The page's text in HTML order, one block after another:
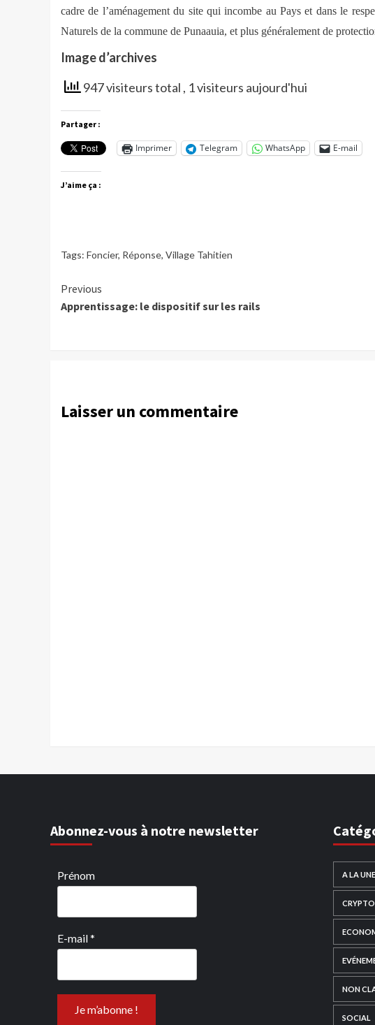
cadre de l’aménagement du site qui incombe au Pays et dans le
Naturels de la commune de Punaauia, et plus généralement de
Image d’archives
947 visiteurs total , 1 visiteurs aujourd'hui
Partager :
Imprimer Telegram WhatsApp E-mail
J’aime ça :
Tags: Foncier, Réponse, Village Tahitien
Continue
Reading
Previous
Apprentissage: le dispositif sur les rails
Laisser un commentaire
Abonnez-vous à notre newsletter
Prénom
E-mail*
A LA UNE
NON
SOCIAL